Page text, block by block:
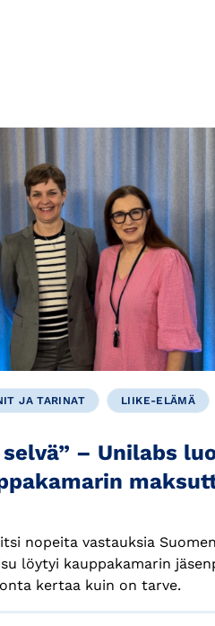
JA TARINAT LIIKE-ELÄMÄ
– Unilabs
nopeita vastauksia Suomen
löytyi kauppakamarin
kertaa kuin on tarve.